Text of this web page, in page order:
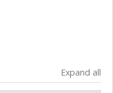
Expand all